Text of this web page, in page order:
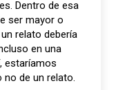
Dentro de esa
ser mayor o
relato debería
en una
estaríamos
de un relato.